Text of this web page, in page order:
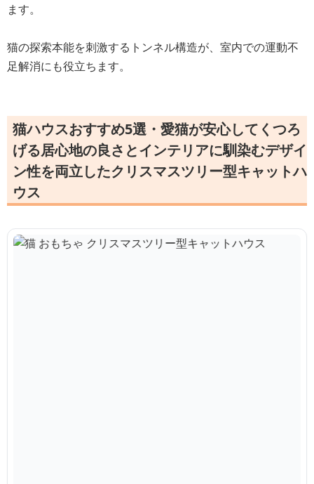
ます。
猫の探索本能を刺激するトンネル構造が、室内での運動不
足解消にも役立ちます。
猫ハウスおすすめ5選・愛猫が安心してくつろ
げる居心地の良さとインテリアに馴染むデザイ
ン性を両立したクリスマスツリー型キャットハ
ウス